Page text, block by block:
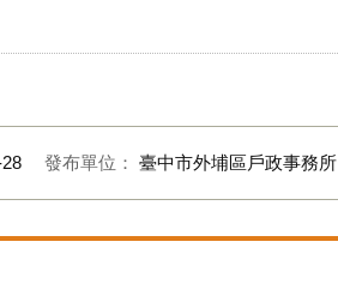
發布單位： 臺中市外埔區戶政事務所